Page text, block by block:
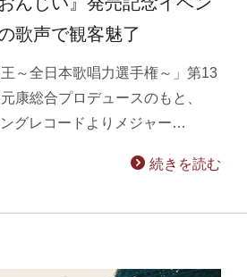
歌声で観客魅了
～全日本歌唱力選手権～」第13
康総合プロデュースのもと、
グレコードよりメジャー…
続きを読む